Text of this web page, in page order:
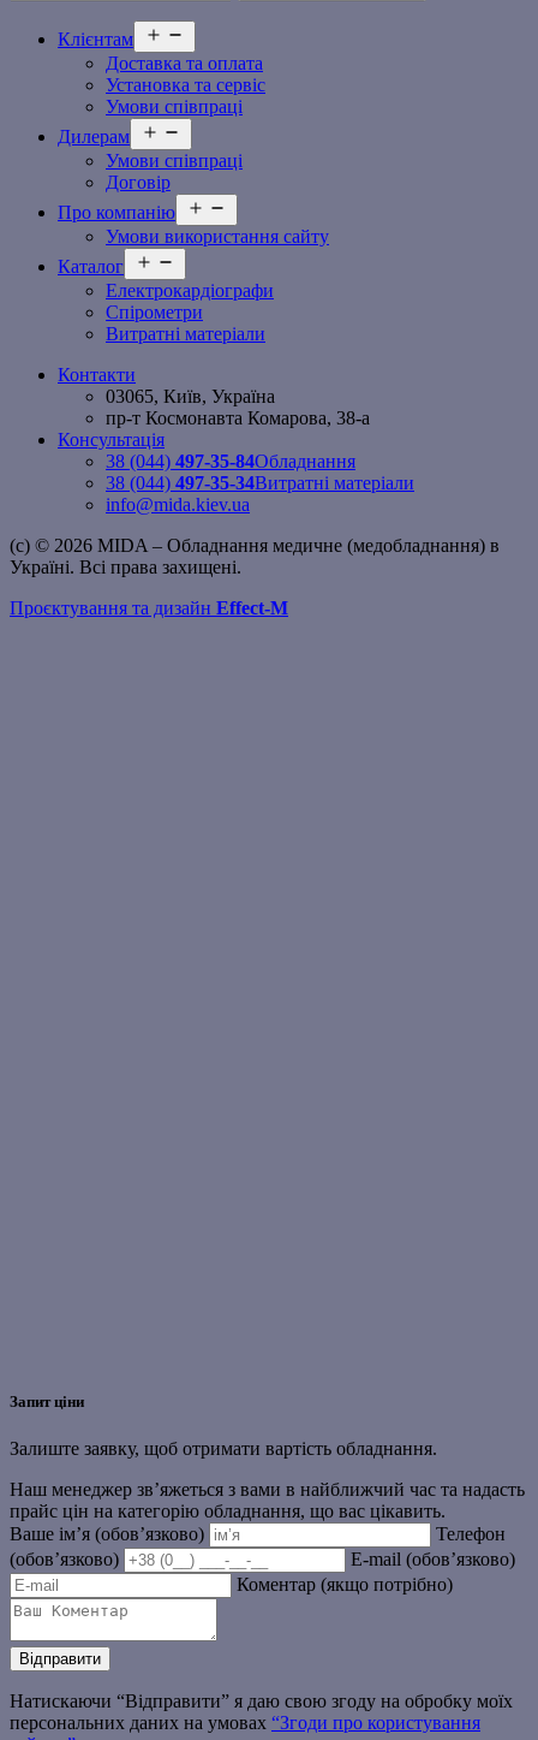
Клієнтам
меню
Доставка та оплата
Установка та сервіс
Умови співпраці
Дилерам
меню
Умови співпраці
Договір
Про компанію
меню
Умови використання сайту
Каталог
меню
Електрокардіографи
Спірометри
Витратні матеріали
Контакти
03065, Київ, Україна
пр-т Космонавта Комарова, 38-а
Консультація
38 (044) 497-35-84Обладнання
38 (044) 497-35-34Витратні матеріали
info@mida.kiev.ua
(c) © 2026 MIDA – Обладнання медичне (медобладнання) в
Україні. Всі права захищені.
Проєктування та дизайн Effect-M
Запит ціни
Залиште заявку, щоб отримати вартість обладнання.
Наш менеджер зв’яжеться з вами в найближчий час та надасть
прайс цін на категорію обладнання, що вас цікавить.
Ваше ім’я (обов’язково)
Телефон
(обов’язково)
E-mail (обов’язково)
Коментар (якщо потрібно)
Натискаючи “Відправити” я даю свою згоду на обробку моїх
персональних даних на умовах “Згоди про користування